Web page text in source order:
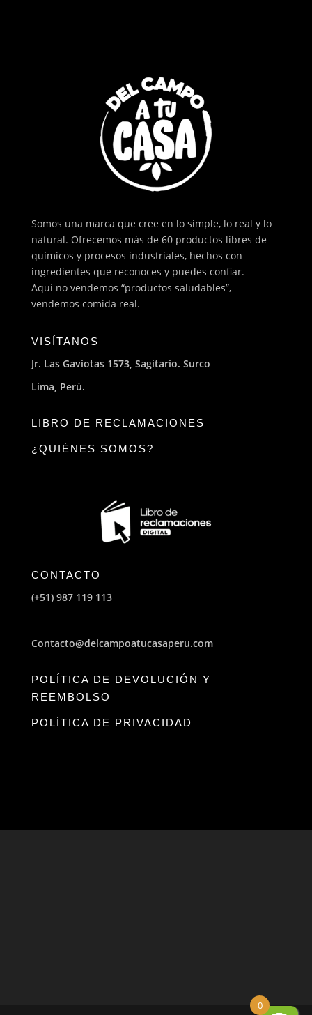
Somos una marca que cree en lo simple, lo real y lo
natural. Ofrecemos más de 60 productos libres de
químicos y procesos industriales, hechos con
ingredientes que reconoces y puedes confiar.
Aquí no vendemos “productos saludables”,
vendemos comida real.
VISÍTANOS
Jr. Las Gaviotas 1573, Sagitario. Surco
Lima, Perú.
LIBRO DE RECLAMACIONES
¿QUIÉNES SOMOS?
CONTACTO
(+51) 987 119 113
Contacto@delcampoatucasaperu.com
POLÍTICA DE DEVOLUCIÓN Y
REEMBOLSO
POLÍTICA DE PRIVACIDAD
0